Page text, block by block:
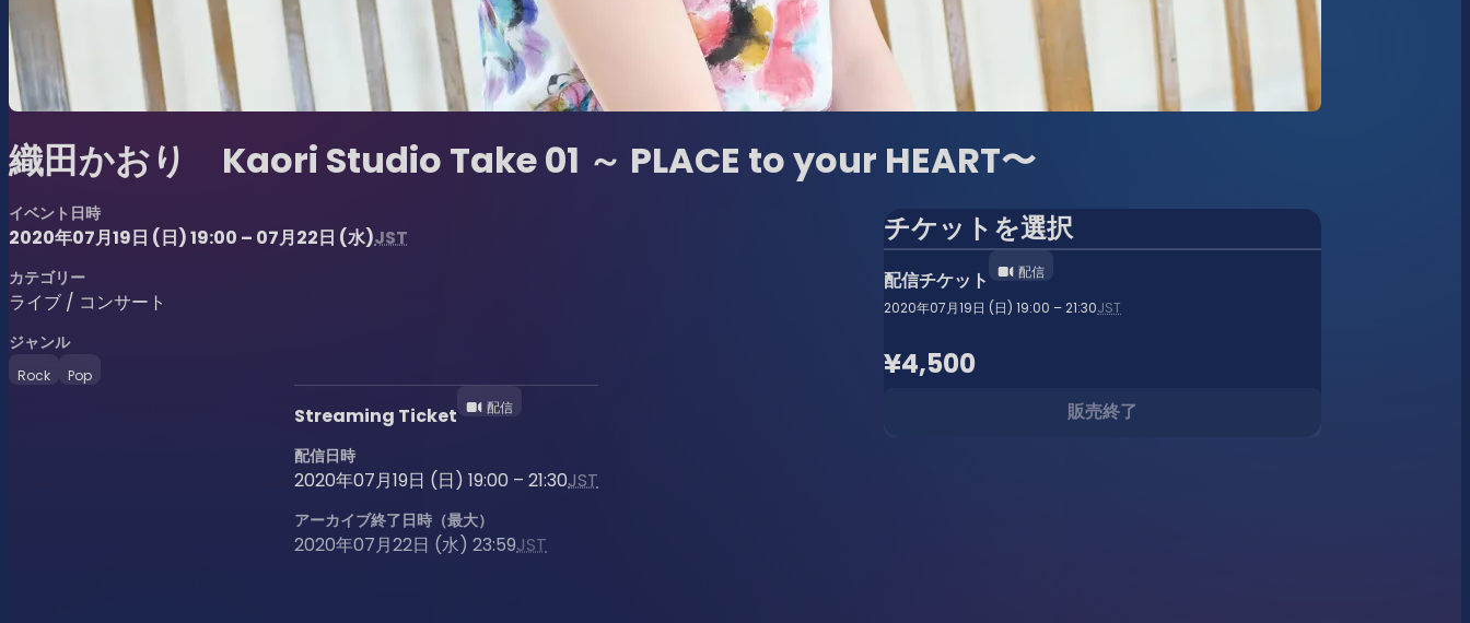
織田かおり Kaori Studio Take 01 ～ PLACE to your HEART〜
イベント日時
2020年07月19日 (日) 19:00 – 07月22日 (水)JST
カテゴリー
ライブ / コンサート
ジャンル
Rock Pop
Streaming Ticket 配信
配信日時
2020年07月19日 (日) 19:00 – 21:30JST
アーカイブ終了日時（最大）
2020年07月22日 (水) 23:59JST
チケットを選択
配信チケット
配信
2020年07月19日 (日) 19:00 – 21:30JST
¥4,500
販売終了